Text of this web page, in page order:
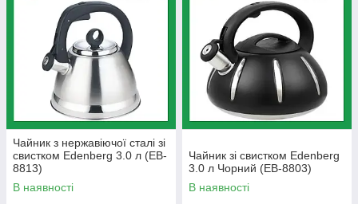
Чайник з нержавіючої сталі зі
свистком Edenberg 3.0 л (EB-
8813)
В наявності
Чайник зі свистком Edenberg
3.0 л Чорний (EB-8803)
В наявності